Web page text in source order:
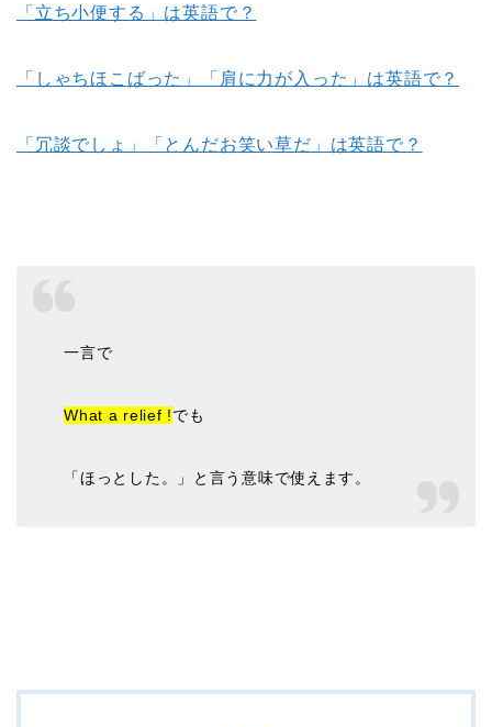
「立ち小便する」は英語で？
「しゃちほこばった」「肩に力が入った」は英語で？
「冗談でしょ」「とんだお笑い草だ」は英語で？
一言で
What a relief !でも
「ほっとした。」と言う意味で使えます。